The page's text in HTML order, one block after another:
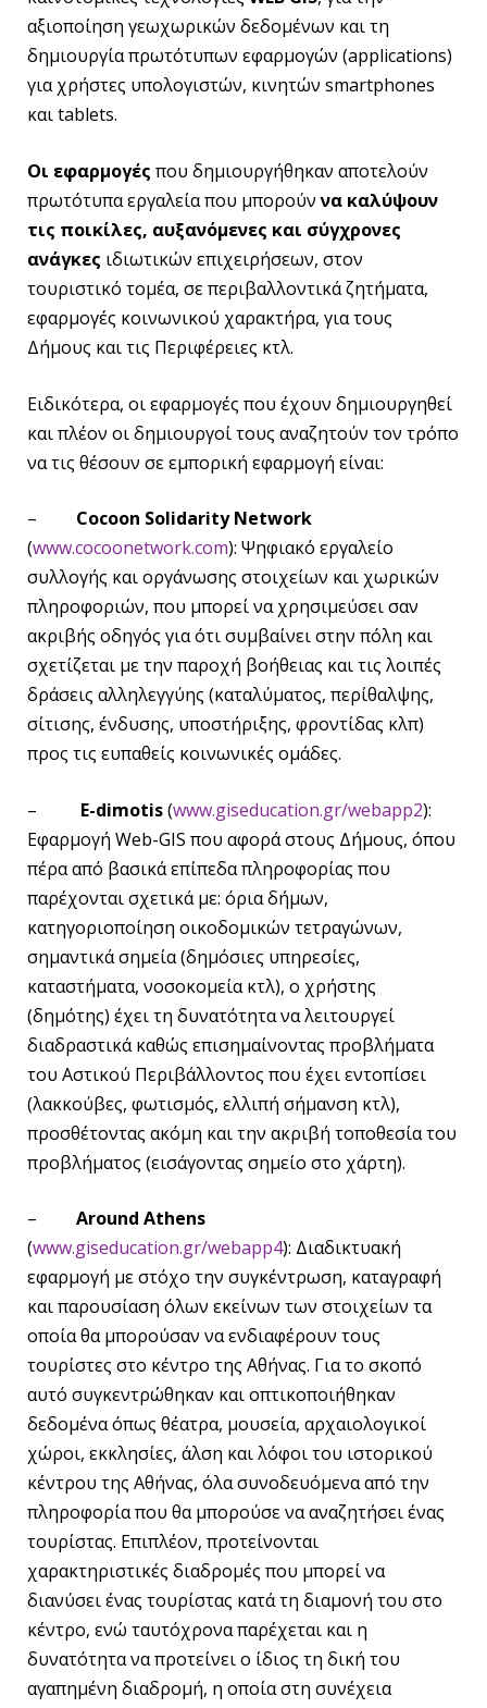
αξιοποίηση γεωχωρικών δεδομένων και τη
δημιουργία πρωτότυπων εφαρμογών (applications)
για χρήστες υπολογιστών, κινητών smartphones
και tablets.
Οι εφαρμογές που δημιουργήθηκαν αποτελούν
πρωτότυπα εργαλεία που μπορούννα καλύψουν
τις ποικίλες, αυξανόμενες και σύγχρονες
ανάγκες ιδιωτικών επιχειρήσεων, στον
τουριστικό τομέα, σε περιβαλλοντικά ζητήματα,
εφαρμογές κοινωνικού χαρακτήρα, για τους
Δήμους και τις Περιφέρειες κτλ.
Ειδικότερα, οι εφαρμογές που έχουν δημιουργηθεί
και πλέον οι δημιουργοί τους αναζητούν τον τρόπο
να τις θέσουν σε εμπορική εφαρμογή είναι:
– Cocoon Solidarity Network
(www.cocoonetwork.com): Ψηφιακό εργαλείο
συλλογής και οργάνωσης στοιχείων και χωρικών
πληροφοριών, που μπορεί να χρησιμεύσει σαν
ακριβής οδηγός για ότι συμβαίνει στην πόλη και
σχετίζεται με την παροχή βοήθειας και τις λοιπές
δράσεις αλληλεγγύης (καταλύματος, περίθαλψης,
σίτισης, ένδυσης, υποστήριξης, φροντίδας κλπ)
προς τις ευπαθείς κοινωνικές ομάδες.
– E-dimotis(www.giseducation.gr/webapp2):
Εφαρμογή Web-GIS που αφορά στους Δήμους, όπου
πέρα από βασικά επίπεδα πληροφορίας που
παρέχονται σχετικά με: όρια δήμων,
κατηγοριοποίηση οικοδομικών τετραγώνων,
σημαντικά σημεία (δημόσιες υπηρεσίες,
καταστήματα, νοσοκομεία κτλ), ο χρήστης
(δημότης) έχει τη δυνατότητα να λειτουργεί
διαδραστικά καθώς επισημαίνοντας προβλήματα
του Αστικού Περιβάλλοντος που έχει εντοπίσει
(λακκούβες, φωτισμός, ελλιπή σήμανση κτλ),
προσθέτοντας ακόμη και την ακριβή τοποθεσία του
προβλήματος (εισάγοντας σημείο στο χάρτη).
– Around Athens
(www.giseducation.gr/webapp4): Διαδικτυακή
εφαρμογή με στόχο την συγκέντρωση, καταγραφή
και παρουσίαση όλων εκείνων των στοιχείων τα
οποία θα μπορούσαν να ενδιαφέρουν τους
τουρίστες στο κέντρο της Αθήνας. Για το σκοπό
αυτό συγκεντρώθηκαν και οπτικοποιήθηκαν
δεδομένα όπως θέατρα, μουσεία, αρχαιολογικοί
χώροι, εκκλησίες, άλση και λόφοι του ιστορικού
κέντρου της Αθήνας, όλα συνοδευόμενα από την
πληροφορία που θα μπορούσε να αναζητήσει ένας
τουρίστας. Επιπλέον, προτείνονται
χαρακτηριστικές διαδρομές που μπορεί να
διανύσει ένας τουρίστας κατά τη διαμονή του στο
κέντρο, ενώ ταυτόχρονα παρέχεται και η
δυνατότητα να προτείνει ο ίδιος τη δική του
αγαπημένη διαδρομή, η οποία στη συνέχεια